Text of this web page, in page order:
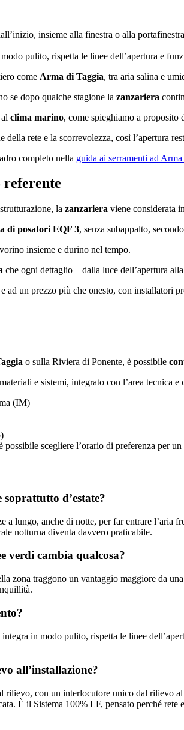
insieme alla finestra o alla
pulito, rispetta le linee dell’apertura e
come Arma di Taggia, tra aria salina e
se dopo qualche stagione la zanzariera
clima marino, come spieghiamo a proposito
della rete e la scorrevolezza, così l’apertura
completo nella guida ai serramenti ad
referente
la zanzariera viene considerata
di posatori EQF 3, senza subappalto,
insieme e durino nel tempo.
che ogni dettaglio – dalla luce dell’apertura
un prezzo più che onesto, con installatori
o sulla Riviera di Ponente, è possibile
e sistemi, integrato con l’area tecnica
(IM)
possibile scegliere l’orario di preferenza per
d’estate?
a lungo, anche di notte, per far entrare
notturna diventa davvero praticabile.
verdi cambia qualcosa?
zona traggono un vantaggio maggiore da
in modo pulito, rispetta le linee
all’installazione?
rilievo, con un interlocutore unico dal rilievo
È il Sistema 100% LF, pensato perché rete